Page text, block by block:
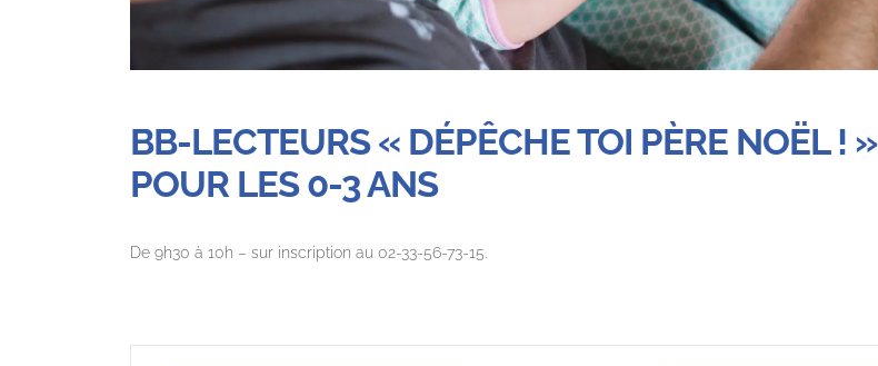
BB-LECTEURS « DÉPÊCHE TOI PÈRE NOËL ! »
POUR LES 0-3 ANS
De 9h30 à 10h – sur inscription au 02-33-56-73-15.